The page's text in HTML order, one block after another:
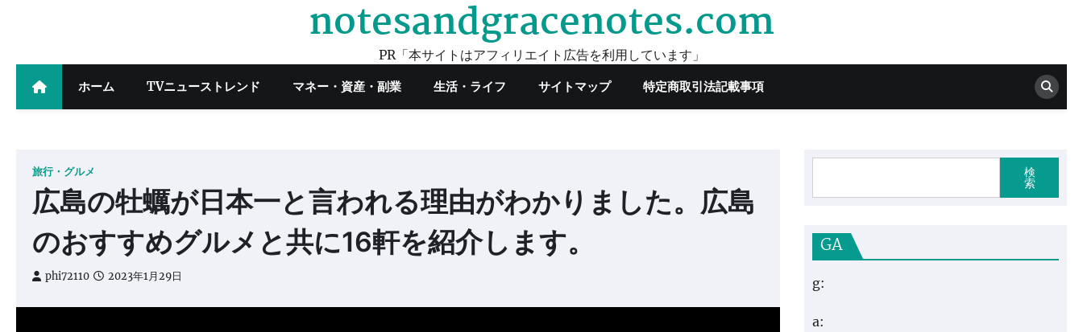
notesandgracenotes.com
PR「本サイトはアフィリエイト広告を利用しています」
ホーム TVニューストレンド マネー・資産・副業 生活・ライフ サイトマップ 特定商取引法記載事項
旅行・グルメ
広島の牡蠣が日本一と言われる理由がわかりました。広島
のおすすめグルメと共に16軒を紹介します。
phi72110 2023年1月29日
検
索
GA
g:
a: